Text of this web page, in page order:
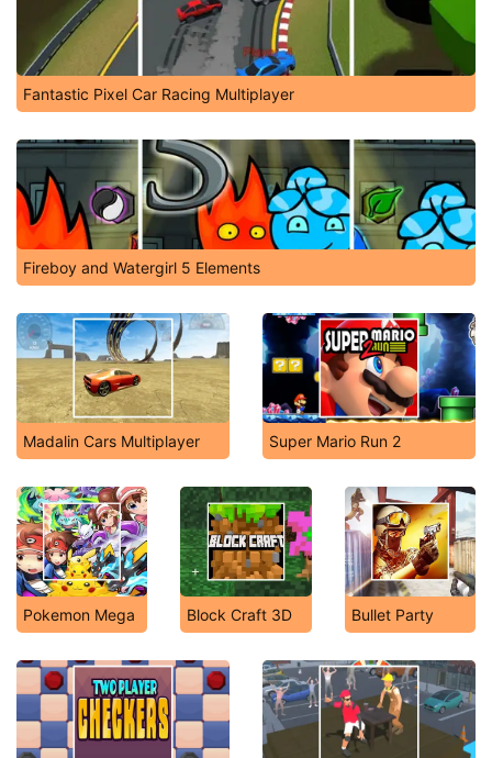
Fantastic Pixel Car Racing Multiplayer
Fireboy and Watergirl 5 Elements
Madalin Cars Multiplayer Super Mario Run 2
Pokemon Mega Block Craft 3D Bullet Party